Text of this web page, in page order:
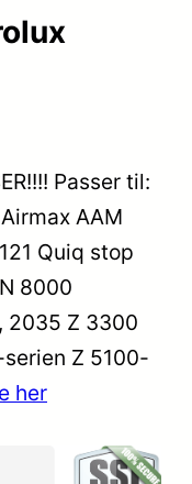
Passer til:
AAM
Quiq stop
8000
2035 Z 3300
Z 5100-
her